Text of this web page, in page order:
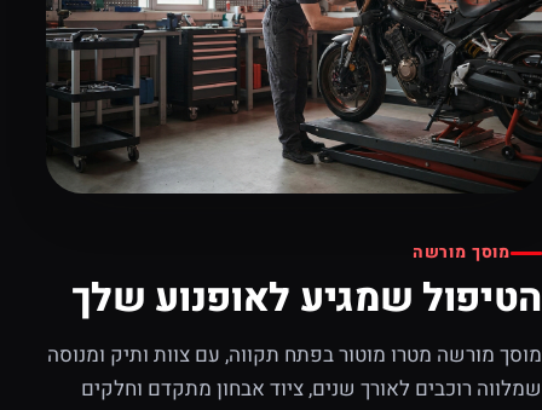
מוסך מורשה
הטיפול שמגיע לאופנוע שלך
מוסך מורשה מטרו מוטור בפתח תקווה, עם צוות ותיק ומנוסה
שמלווה רוכבים לאורך שנים, ציוד אבחון מתקדם וחלקים